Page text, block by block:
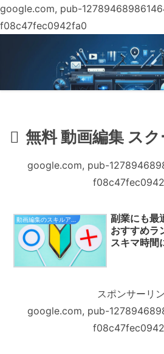
google.com, pub-
f08c47fec0942fa0
無料 動画編集 ス
google.com, pub-
動画編集のスキルアップ
副業にも最
おすすめラ
スキマ時間
スポンサーリ
google.com, pub-